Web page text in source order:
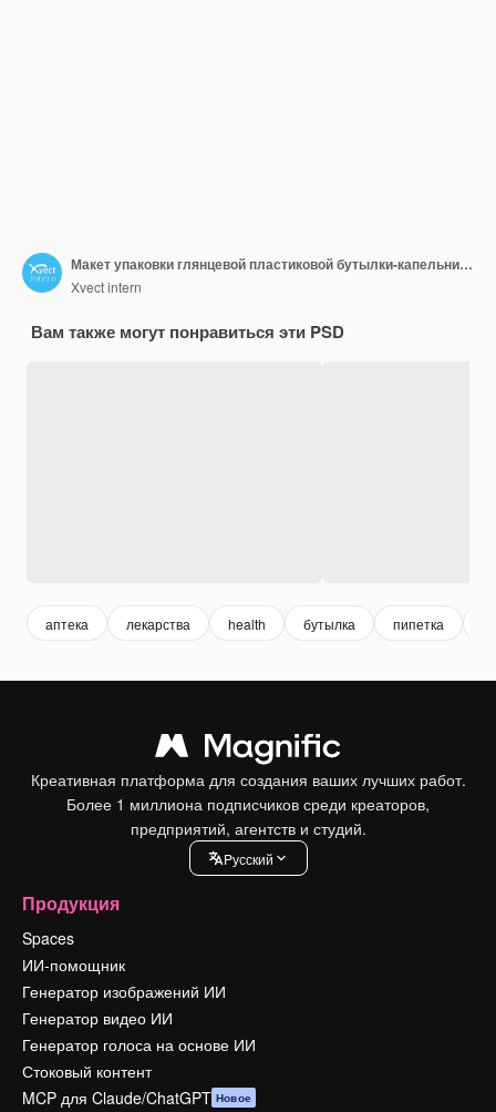
Макет упаковки глянцевой пластиковой бутылки-капельницы
Xvect intern
Вам также могут понравиться эти PSD
аптека лекарства health бутылка пипетка
Креативная платформа для создания ваших лучших работ.
Более 1 миллиона подписчиков среди креаторов,
предприятий, агентств и студий.
Pусский
Продукция
Spaces
ИИ-помощник
Генератор изображений ИИ
Генератор видео ИИ
Генератор голоса на основе ИИ
Стоковый контент
MCP для Claude/ChatGPT Новое